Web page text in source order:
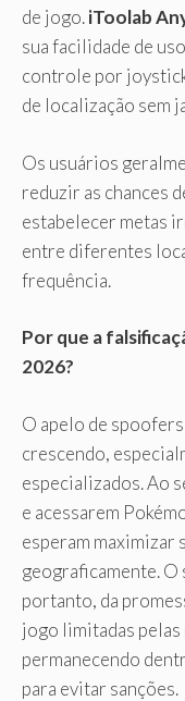
de jogo.iToolab
sua facilidade de
controle por
de localização sem
Os usuários
reduzir as chances
estabelecer metas
entre diferentes
frequência.
Por que a
2026?
O apelo de
crescendo,
especializados. Ao
e acessarem
esperam maximizar
geograficamente. O
portanto, da
jogo limitadas
permanecendo
para evitar sanções.